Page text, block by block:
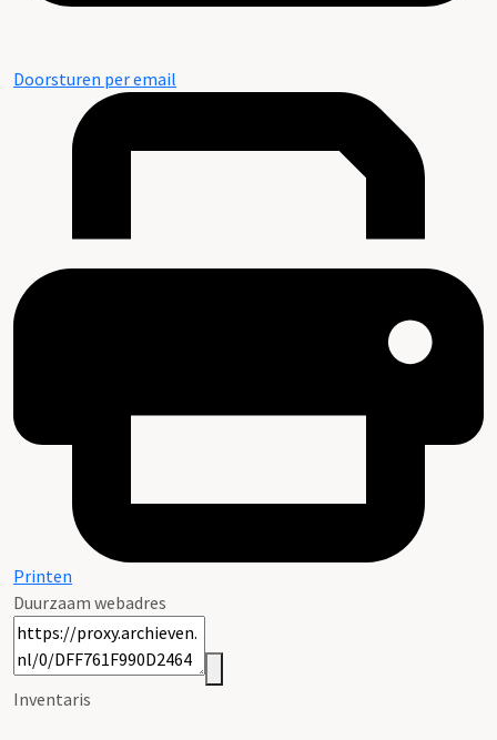
Doorsturen per email
Printen
Duurzaam webadres
Inventaris